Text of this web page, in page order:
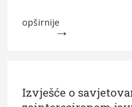
opširnije
Izvješće o